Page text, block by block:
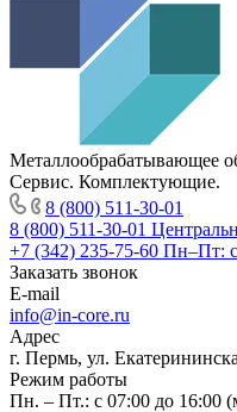
Металлообрабатывающее
Сервис. Комплектующие.
8 (800) 511-30-01
8 (800) 511-30-01
+7 (342) 235-75-60 Пн–Пт:
Заказать звонок
E-mail
info@in-core.ru
Адрес
г. Пермь, ул.
Режим работы
Пн. – Пт.: с 07:00 до 16:00